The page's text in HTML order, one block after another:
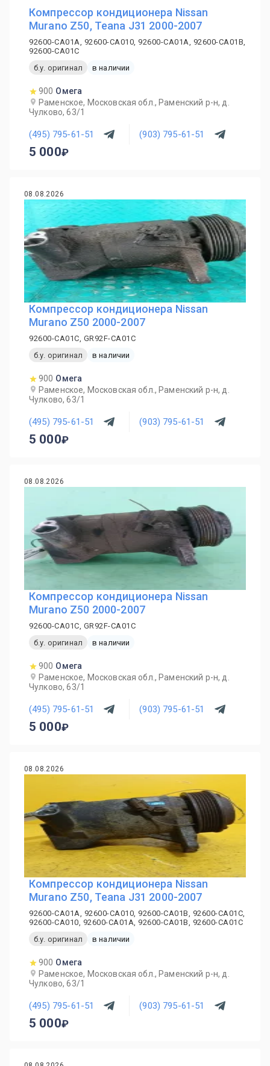
Компрессор кондиционера Nissan
Murano Z50, Teana J31 2000-2007
92600-CA01A, 92600-CA010, 92600-CA01A, 92600-CA01B,
92600-CA01C
б.у. оригинал
в наличии
900 Омега
Раменское, Московская обл., Раменский р-н, д.
Чулково, 63/1
(495) 795-61-51 (903) 795-61-51
5 000
08.08.2026
Компрессор кондиционера Nissan
Murano Z50 2000-2007
92600-CA01C, GR92F-CA01C
б.у. оригинал
в наличии
900 Омега
Раменское, Московская обл., Раменский р-н, д.
Чулково, 63/1
(495) 795-61-51 (903) 795-61-51
5 000
08.08.2026
Компрессор кондиционера Nissan
Murano Z50 2000-2007
92600-CA01C, GR92F-CA01C
б.у. оригинал
в наличии
900 Омега
Раменское, Московская обл., Раменский р-н, д.
Чулково, 63/1
(495) 795-61-51 (903) 795-61-51
5 000
08.08.2026
Компрессор кондиционера Nissan
Murano Z50, Teana J31 2000-2007
92600-CA01A, 92600-CA010, 92600-CA01B, 92600-CA01C,
92600-CA010, 92600-CA01A, 92600-CA01B, 92600-CA01C
б.у. оригинал
в наличии
900 Омега
Раменское, Московская обл., Раменский р-н, д.
Чулково, 63/1
(495) 795-61-51 (903) 795-61-51
5 000